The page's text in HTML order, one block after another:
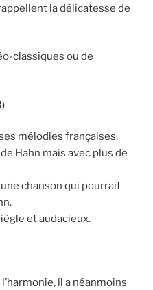
la délicatesse de
classiques ou de
mélodies françaises,
Hahn mais avec plus de
chanson qui pourrait
et audacieux.
il a néanmoins